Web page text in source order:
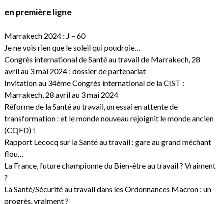
en première ligne
Marrakech 2024 : J – 60
Je ne vois rien que le soleil qui poudroie…
Congrès international de Santé au travail de Marrakech, 28
avril au 3 mai 2024 : dossier de partenariat
Invitation au 34ème Congrès international de la CIST :
Marrakech, 28 avril au 3 mai 2024
Réforme de la Santé au travail, un essai en attente de
transformation : et le monde nouveau rejoignit le monde ancien
(CQFD) !
Rapport Lecocq sur la Santé au travail : gare au grand méchant
flou…
La France, future championne du Bien-être au travail ? Vraiment
?
La Santé/Sécurité au travail dans les Ordonnances Macron : un
progrès, vraiment ?